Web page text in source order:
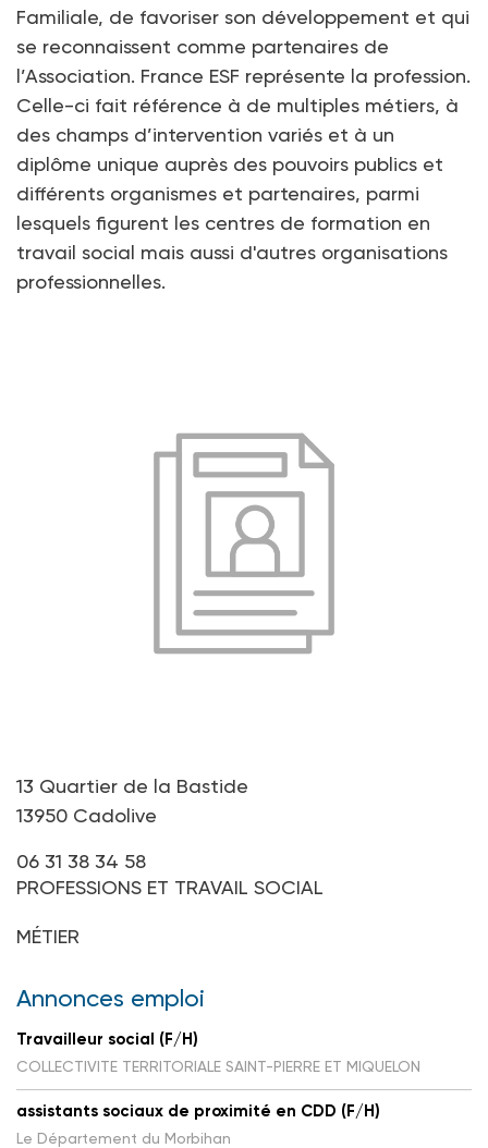
Familiale, de favoriser son développement et qui
se reconnaissent comme partenaires de
l’Association. France ESF représente la profession.
Celle-ci fait référence à de multiples métiers, à
des champs d’intervention variés et à un
diplôme unique auprès des pouvoirs publics et
différents organismes et partenaires, parmi
lesquels figurent les centres de formation en
travail social mais aussi d'autres organisations
professionnelles.
13 Quartier de la Bastide
13950 Cadolive
06 31 38 34 58
PROFESSIONS ET TRAVAIL SOCIAL
MÉTIER
Annonces emploi
Travailleur social (F/H)
COLLECTIVITE TERRITORIALE SAINT-PIERRE ET MIQUELON
assistants sociaux de proximité en CDD (F/H)
Le Département du Morbihan